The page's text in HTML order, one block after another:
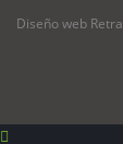
Diseño web